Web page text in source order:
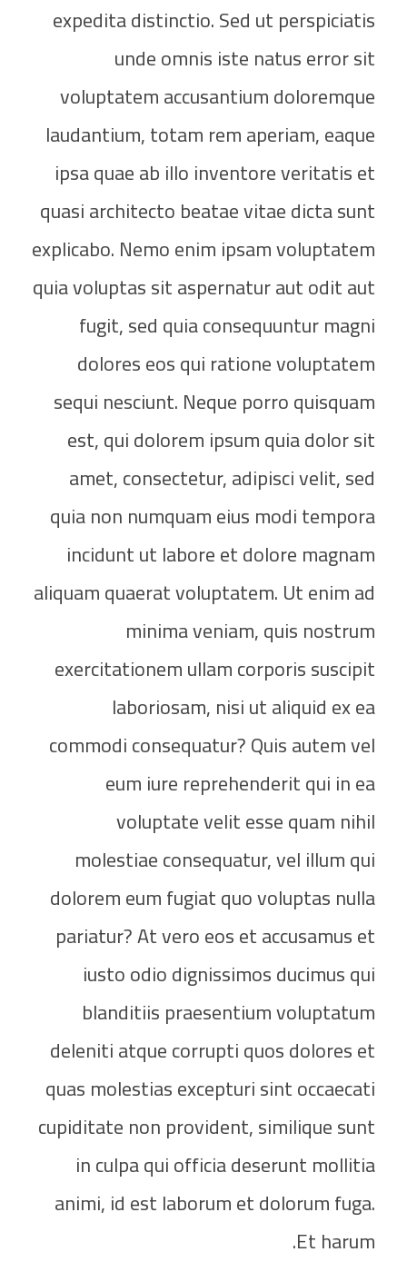
expedita distinctio. Sed ut perspiciatis
unde omnis iste natus error sit
voluptatem accusantium doloremque
laudantium, totam rem aperiam, eaque
ipsa quae ab illo inventore veritatis et
quasi architecto beatae vitae dicta sunt
explicabo. Nemo enim ipsam voluptatem
quia voluptas sit aspernatur aut odit aut
fugit, sed quia consequuntur magni
dolores eos qui ratione voluptatem
sequi nesciunt. Neque porro quisquam
est, qui dolorem ipsum quia dolor sit
amet, consectetur, adipisci velit, sed
quia non numquam eius modi tempora
incidunt ut labore et dolore magnam
aliquam quaerat voluptatem. Ut enim ad
minima veniam, quis nostrum
exercitationem ullam corporis suscipit
laboriosam, nisi ut aliquid ex ea
commodi consequatur? Quis autem vel
eum iure reprehenderit qui in ea
voluptate velit esse quam nihil
molestiae consequatur, vel illum qui
dolorem eum fugiat quo voluptas nulla
pariatur? At vero eos et accusamus et
iusto odio dignissimos ducimus qui
blanditiis praesentium voluptatum
deleniti atque corrupti quos dolores et
quas molestias excepturi sint occaecati
cupiditate non provident, similique sunt
in culpa qui officia deserunt mollitia
animi, id est laborum et dolorum fuga.
Et harum.